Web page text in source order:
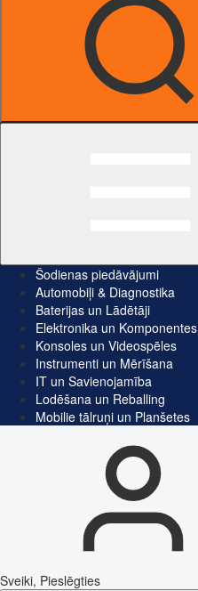
Šodienas piedāvājumi
Automobiļi & Diagnostika
Baterijas un Lādētāji
Elektronika un Komponentes
Konsoles un Videospēles
Instrumenti un Mērīšana
IT un Savienojamība
Lodēšana un Reballing
Mobilie tālruņi un Planšetes
Sveiki, Pieslēgties